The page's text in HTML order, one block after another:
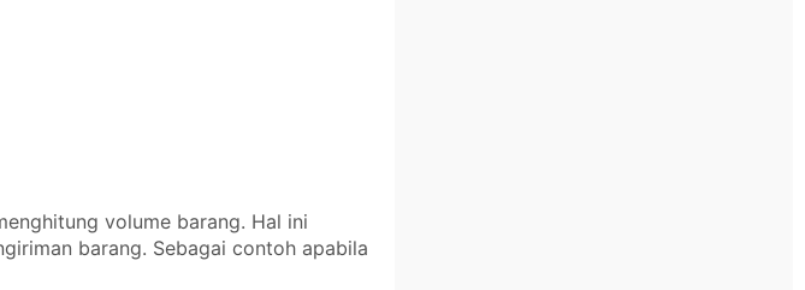
volume barang. Hal ini
barang. Sebagai contoh apabila